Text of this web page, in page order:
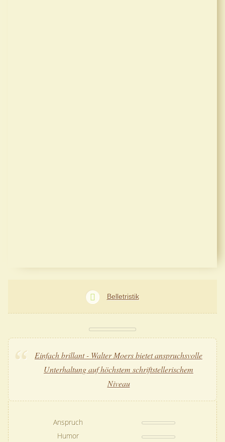
Belletristik
Einfach brillant - Walter Moers bietet anspruchsvolle
Unterhaltung auf höchstem schriftstellerischem
Niveau
Anspruch
Humor